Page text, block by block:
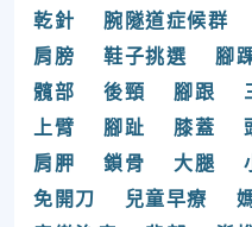
乾針 腕隧道症候群
肩膀
鞋子挑選 腳
髖部
後頸 腳跟
上臂
腳趾 膝蓋
肩胛
鎖骨 大腿
免開刀
兒童早療